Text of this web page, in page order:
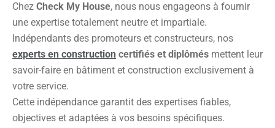
Chez Check My House, nous nous engageons à fournir
une expertise totalement neutre et impartiale.
Indépendants des promoteurs et constructeurs, nos
experts en construction certifiés et diplômés mettent leur
savoir-faire en bâtiment et construction exclusivement à
votre service.
Cette indépendance garantit des expertises fiables,
objectives et adaptées à vos besoins spécifiques.